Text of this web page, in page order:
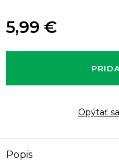
5,99 €
cena:
Opýtať sa
Popis